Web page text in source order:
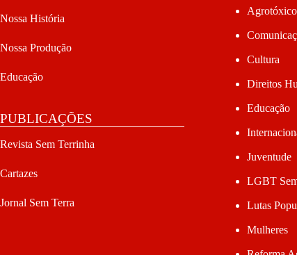
Nossa História
Nossa Produção
Educação
PUBLICAÇÕES
Revista Sem Terrinha
Cartazes
Jornal Sem Terra
Cultura
Direitos
Educação
Juventude
LGBT
Lutas
Mulheres